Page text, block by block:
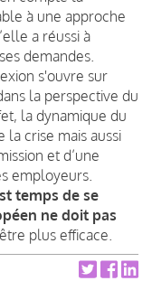
à une approche
a réussi à
demandes.
s'ouvre sur
la perspective du
la dynamique du
la crise mais aussi
et d’une
employeurs.
temps de se
ne doit pas
plus efficace.